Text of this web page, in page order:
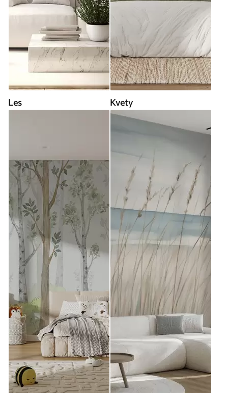
Les Kvety